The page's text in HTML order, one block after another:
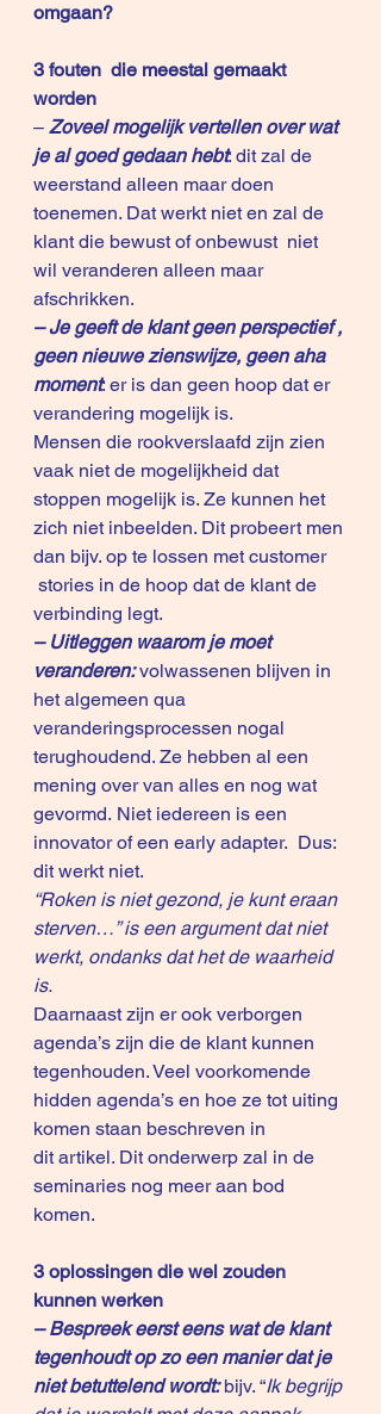
omgaan?
3 fouten  die meestal gemaakt
worden
– Zoveel mogelijk vertellen over wat
je al goed gedaan hebt: dit zal de
weerstand alleen maar doen
toenemen. Dat werkt niet en zal de
klant die bewust of onbewust  niet
wil veranderen alleen maar
afschrikken.
– Je geeft de klant geen perspectief ,
geen nieuwe zienswijze, geen aha
moment: er is dan geen hoop dat er
verandering mogelijk is.
Mensen die rookverslaafd zijn zien
vaak niet de mogelijkheid dat
stoppen mogelijk is. Ze kunnen het
zich niet inbeelden. Dit probeert men
dan bijv. op te lossen met customer
stories in de hoop dat de klant de
verbinding legt.
– Uitleggen waarom je moet
veranderen: volwassenen blijven in
het algemeen qua
veranderingsprocessen nogal
terughoudend. Ze hebben al een
mening over van alles en nog wat
gevormd. Niet iedereen is een
innovator of een early adapter.  Dus:
dit werkt niet.
“Roken is niet gezond, je kunt eraan
sterven…” is een argument dat niet
werkt, ondanks dat het de waarheid
is.
Daarnaast zijn er ook verborgen
agenda’s zijn die de klant kunnen
tegenhouden. Veel voorkomende
hidden agenda’s en hoe ze tot uiting
komen staan beschreven in
dit artikel. Dit onderwerp zal in de
seminaries nog meer aan bod
komen.
3 oplossingen die wel zouden
kunnen werken
– Bespreek eerst eens wat de klant
tegenhoudt op zo een manier dat je
niet betuttelend wordt: bijv. “Ik begrijp